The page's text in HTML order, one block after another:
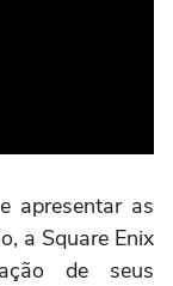
apresentar as
a Square Enix
de seus